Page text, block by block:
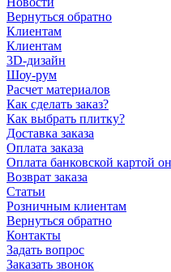
Вернуться обратно
Клиентам
Клиентам
3D-дизайн
Шоу-рум
Расчет материалов
Как сделать заказ?
Как выбрать плитку?
Доставка заказа
Оплата заказа
Оплата банковской картой
Возврат заказа
Статьи
Розничным клиентам
Вернуться обратно
Контакты
Задать вопрос
Заказать звонок